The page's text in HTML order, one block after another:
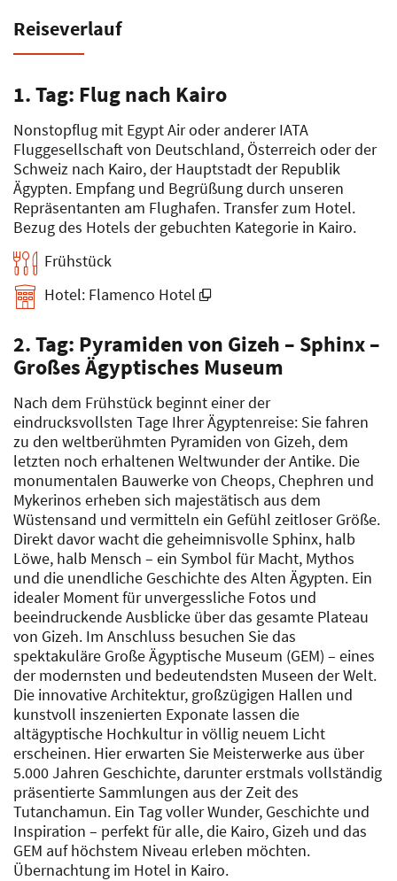
Reiseverlauf
1. Tag: Flug nach Kairo
Nonstopflug mit Egypt Air oder anderer IATA
Fluggesellschaft von Deutschland, Österreich oder der
Schweiz nach Kairo, der Hauptstadt der Republik
Ägypten. Empfang und Begrüßung durch unseren
Repräsentanten am Flughafen. Transfer zum Hotel.
Bezug des Hotels der gebuchten Kategorie in Kairo.
Frühstück
Hotel: Flamenco Hotel
2. Tag: Pyramiden von Gizeh – Sphinx –
Großes Ägyptisches Museum
Nach dem Frühstück beginnt einer der
eindrucksvollsten Tage Ihrer Ägyptenreise: Sie fahren
zu den weltberühmten Pyramiden von Gizeh, dem
letzten noch erhaltenen Weltwunder der Antike. Die
monumentalen Bauwerke von Cheops, Chephren und
Mykerinos erheben sich majestätisch aus dem
Wüstensand und vermitteln ein Gefühl zeitloser Größe.
Direkt davor wacht die geheimnisvolle Sphinx, halb
Löwe, halb Mensch – ein Symbol für Macht, Mythos
und die unendliche Geschichte des Alten Ägypten. Ein
idealer Moment für unvergessliche Fotos und
beeindruckende Ausblicke über das gesamte Plateau
von Gizeh. Im Anschluss besuchen Sie das
spektakuläre Große Ägyptische Museum (GEM) – eines
der modernsten und bedeutendsten Museen der Welt.
Die innovative Architektur, großzügigen Hallen und
kunstvoll inszenierten Exponate lassen die
altägyptische Hochkultur in völlig neuem Licht
erscheinen. Hier erwarten Sie Meisterwerke aus über
5.000 Jahren Geschichte, darunter erstmals vollständig
präsentierte Sammlungen aus der Zeit des
Tutanchamun. Ein Tag voller Wunder, Geschichte und
Inspiration – perfekt für alle, die Kairo, Gizeh und das
GEM auf höchstem Niveau erleben möchten.
Übernachtung im Hotel in Kairo.